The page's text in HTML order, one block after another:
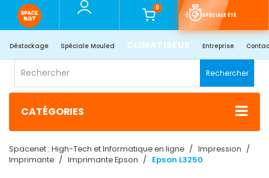
0
SPÉCIALE ÉTÉ
Déstockage Spéciale Mouled CLIMATISEUR Entreprise
Rechercher
CATÉGORIES
Spacenet : High-Tech et Informatique en ligne
Impression
Imprimante
Imprimante Epson Epson L3250